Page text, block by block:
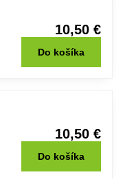
10,50 €
Do košíka
10,50 €
Do košíka